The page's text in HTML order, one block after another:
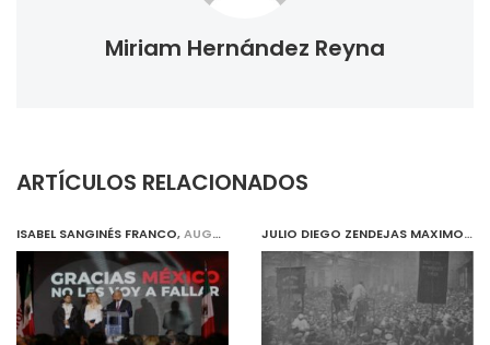
Miriam Hernández Reyna
ARTÍCULOS RELACIONADOS
ISABEL SANGINÉS FRANCO,AUGUST 1, 2019 JULIO DIEGO ZENDEJAS MAXIMO
,